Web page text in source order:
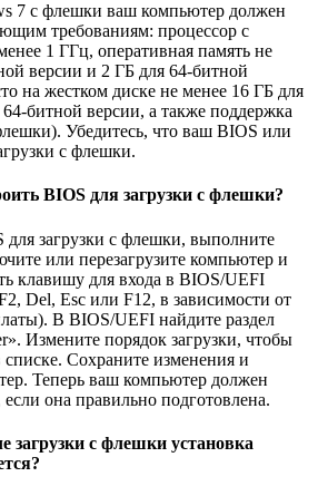
7 с флешки ваш компьютер должен
требованиям: процессор с
1 ГГц, оперативная память не
версии и 2 ГБ для 64-битной
на жестком диске не менее 16 ГБ для
битной версии, а также поддержка
Убедитесь, что ваш BIOS или
с флешки.
BIOS для загрузки с флешки?
для загрузки с флешки, выполните
или перезагрузите компьютер и
клавишу для входа в BIOS/UEFI
Del, Esc или F12, в зависимости от
В BIOS/UEFI найдите раздел
Измените порядок загрузки, чтобы
Сохраните изменения и
Теперь ваш компьютер должен
она правильно подготовлена.
загрузки с флешки установка